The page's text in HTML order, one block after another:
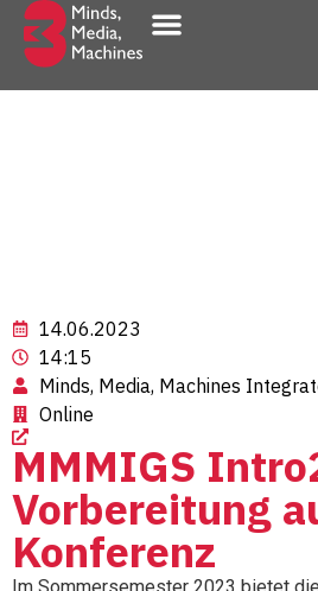
14.06.2023
14:15
Minds, Media, Machines
Online
MMMIGS
Vorbereitung
Konferenz